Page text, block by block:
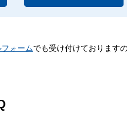
ォームでも受け付けております